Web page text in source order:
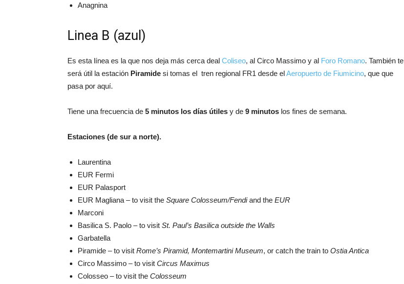
Anagnina
Linea B (azul)
Es esta línea es la que nos deja más cerca deal Coliseo, al Circo Massimo y al Foro Romano. También te
será útil la estación Piramide si tomas el tren regional FR1 desde elAeropuerto de Fiumicino, que que
pasa por aquí.
Tiene una frecuencia de 5 minutos los días útiles y de 9 minutos los fines de semana.
Estaciones (de sur a norte).
Laurentina
EUR Fermi
EUR Palasport
EUR Magliana – to visit the Square Colosseum/Fendiand the EUR
Marconi
Basilica S. Paolo – to visit St. Paul’s Basilica outside the Walls
Garbatella
Piramide – to visit Rome’s Piramid, Montemartini Museum, or catch the train to Ostia Antica
Circo Massimo – to visit Circus Maximus
Colosseo – to visit the Colosseum